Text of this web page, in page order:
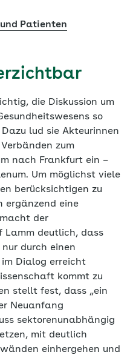
Patienten
die Diskussion um
so
lud sie Akteurinnen
zum
nach Frankfurt ein –
Um möglichst viele
berücksichtigen zu
ergänzend eine
der
Lamm deutlich, dass
durch einen
Dialog erreicht
kommt zu
stellt fest, dass „ein
Neuanfang
sektorenunabhängig
mit deutlich
einhergehen und